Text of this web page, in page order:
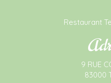
Restaurant
9 RUE
83000